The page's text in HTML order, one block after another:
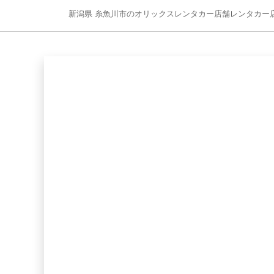
新潟県 糸魚川市のオリックスレンタカー店舗レンタカー